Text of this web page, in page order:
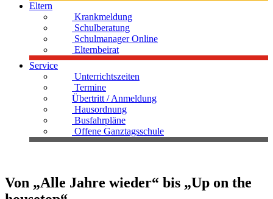
Eltern
Krankmeldung
Schulberatung
Schulmanager Online
Elternbeirat
Service
Unterrichtszeiten
Termine
Übertritt / Anmeldung
Hausordnung
Busfahrpläne
Offene Ganztagsschule
Von „Alle Jahre wieder“ bis „Up on the